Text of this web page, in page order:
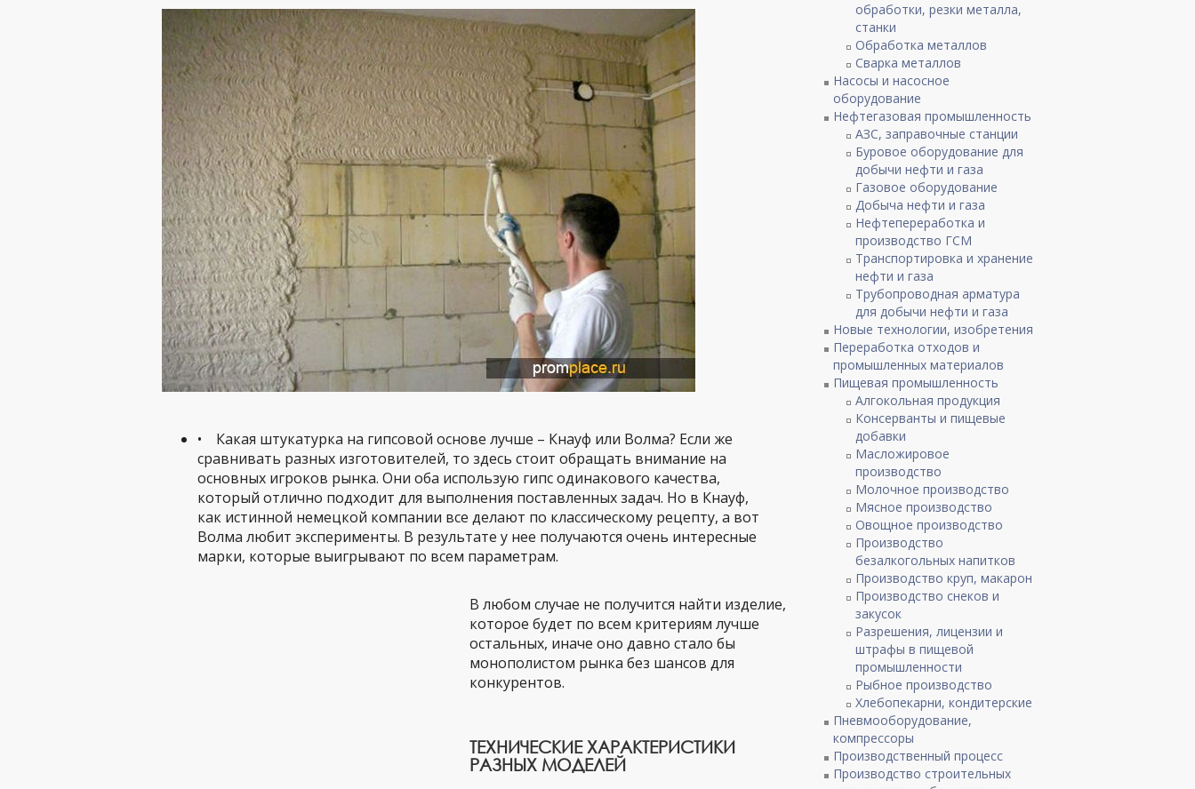
• Какая штукатурка на гипсовой основе лучше – Кнауф или Волма? Если же
сравнивать разных изготовителей, то здесь стоит обращать внимание на
основных игроков рынка. Они оба использую гипс одинакового качества,
который отлично подходит для выполнения поставленных задач. Но в Кнауф,
как истинной немецкой компании все делают по классическому рецепту, а вот
Волма любит эксперименты. В результате у нее получаются очень интересные
марки, которые выигрывают по всем параметрам.
В любом случае не получится найти изделие,
которое будет по всем критериям лучше
остальных, иначе оно давно стало бы
монополистом рынка без шансов для
конкурентов.
ТЕХНИЧЕСКИЕ ХАРАКТЕРИСТИКИ
РАЗНЫХ МОДЕЛЕЙ
обработки, резки металла,
станки
Обработка металлов
Сварка металлов
Насосы и насосное
оборудование
Нефтегазовая промышленность
АЗС, заправочные станции
Буровое оборудование для
добычи нефти и газа
Газовое оборудование
Добыча нефти и газа
Нефтепереработка и
производство ГСМ
Транспортировка и хранение
нефти и газа
Трубопроводная арматура
для добычи нефти и газа
Новые технологии, изобретения
Переработка отходов и
промышленных материалов
Пищевая промышленность
Алгокольная продукция
Консерванты и пищевые
добавки
Масложировое
производство
Молочное производство
Мясное производство
Овощное производство
Производство
безалкогольных напитков
Производство круп, макарон
Производство снеков и
закусок
Разрешения, лицензии и
штрафы в пищевой
промышленности
Рыбное производство
Хлебопекарни, кондитерские
Пневмооборудование,
компрессоры
Производственный процесс
Производство строительных